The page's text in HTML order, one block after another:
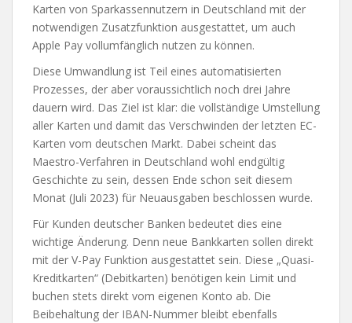
Karten von Sparkassennutzern in Deutschland mit der
notwendigen Zusatzfunktion ausgestattet, um auch
Apple Pay vollumfänglich nutzen zu können.
Diese Umwandlung ist Teil eines automatisierten
Prozesses, der aber voraussichtlich noch drei Jahre
dauern wird. Das Ziel ist klar: die vollständige Umstellung
aller Karten und damit das Verschwinden der letzten EC-
Karten vom deutschen Markt. Dabei scheint das
Maestro-Verfahren in Deutschland wohl endgültig
Geschichte zu sein, dessen Ende schon seit diesem
Monat (Juli 2023) für Neuausgaben beschlossen wurde.
Für Kunden deutscher Banken bedeutet dies eine
wichtige Änderung. Denn neue Bankkarten sollen direkt
mit der V-Pay Funktion ausgestattet sein. Diese „Quasi-
Kreditkarten“ (Debitkarten) benötigen kein Limit und
buchen stets direkt vom eigenen Konto ab. Die
Beibehaltung der IBAN-Nummer bleibt ebenfalls